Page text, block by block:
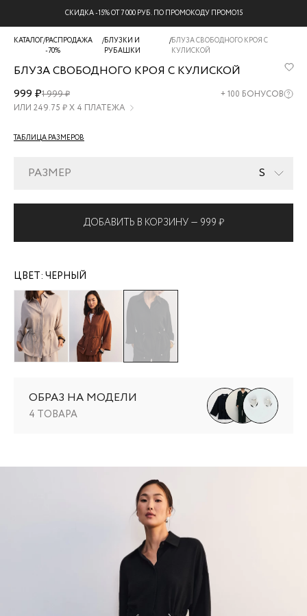
СКИДКА -15% ОТ 7 000 РУБ. ПО ПРОМОКОДУ ПРОМО15
КАТАЛОГ/РАСПРОДАЖА
-70%
/БЛУЗКИ И
РУБАШКИ
/БЛУЗА СВОБОДНОГО КРОЯ С
КУЛИСКОЙ
БЛУЗА СВОБОДНОГО КРОЯ С КУЛИСКОЙ
ZR2605012012-
50
999 ₽1 999 ₽ +100 БОНУСОВ
ИЛИ 249.75 ₽ Х 4 ПЛАТЕЖА
ТАБЛИЦА РАЗМЕРОВ
РАЗМЕР S
ДОБАВИТЬ В КОРЗИНУ — 999 ₽
ЦВЕТ: ЧЕРНЫЙ
ОБРАЗ НА МОДЕЛИ
4 ТОВАРА